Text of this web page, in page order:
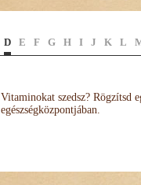
D E F G H I J K L
Vitaminokat szedsz? Rögzítsd
egészségközpontjában.